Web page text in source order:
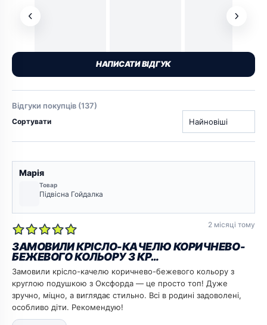
НАПИСАТИ ВІДГУК
Відгуки покупців (137)
Сортувати
Марія
Товар
Підвісна Гойдалка
2 місяці тому
ЗАМОВИЛИ КРІСЛО-КАЧЕЛЮ КОРИЧНЕВО-
БЕЖЕВОГО КОЛЬОРУ З КР…
Замовили крісло-качелю коричнево-бежевого кольору з
круглою подушкою з Оксфорда — це просто топ! Дуже
зручно, міцно, а виглядає стильно. Всі в родині задоволені,
особливо діти. Рекомендую!